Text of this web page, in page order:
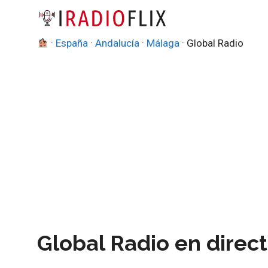
contenido
· España ·Andalucía · Málaga · Global Radio
Global Radio en